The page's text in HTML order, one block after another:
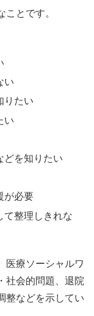
とです。
い
りたい
い
どを知りたい
が必要
て整理しきれな
医療ソーシャルワ
社会的問題、退院
整などを示してい